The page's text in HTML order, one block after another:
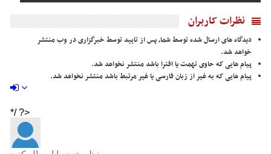
نظرات کاربران
دیدگاه های ارسال شده توسط شما، پس از تایید توسط خبرگزاری در وب منتشر
خواهد شد.
پیام هایی که حاوی تهمت یا افترا باشد منتشر نخواهد شد.
پیام هایی که به غیر از زبان فارسی یا غیر مرتبط باشد منتشر نخواهد شد.